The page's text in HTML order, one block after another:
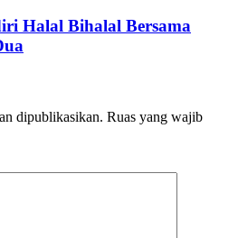
Halal Bihalal Bersama
dipublikasikan. Ruas yang wajib